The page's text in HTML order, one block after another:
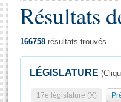
Général
Résultats
166758 résultats trouvés
LÉGISLATURE
17e législature (X)